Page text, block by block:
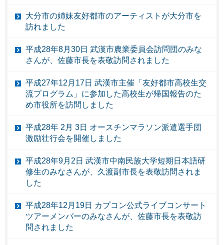
大分市の姉妹友好都市のアーティストが大分市を
訪れました
平成28年8月30日 武漢市農業委員会訪問団のみな
さんが、佐藤市長を表敬訪問されました
平成27年12月17日 武漢市主催「友好都市高校生交
流プログラム」に参加した高校生が帰国報告のた
め市役所を訪問しました
平成28年 2月 3日 オースチンマラソン派遣選手団
激励壮行会を開催しました
平成28年9月2日 武漢市中南民族大学短期日本語研
修生のみなさんが、久渡副市長を表敬訪問されま
した
平成28年12月19日 カプコン公式ライブコンサート
ツアーメンバーのみなさんが、佐藤市長を表敬訪
問されました